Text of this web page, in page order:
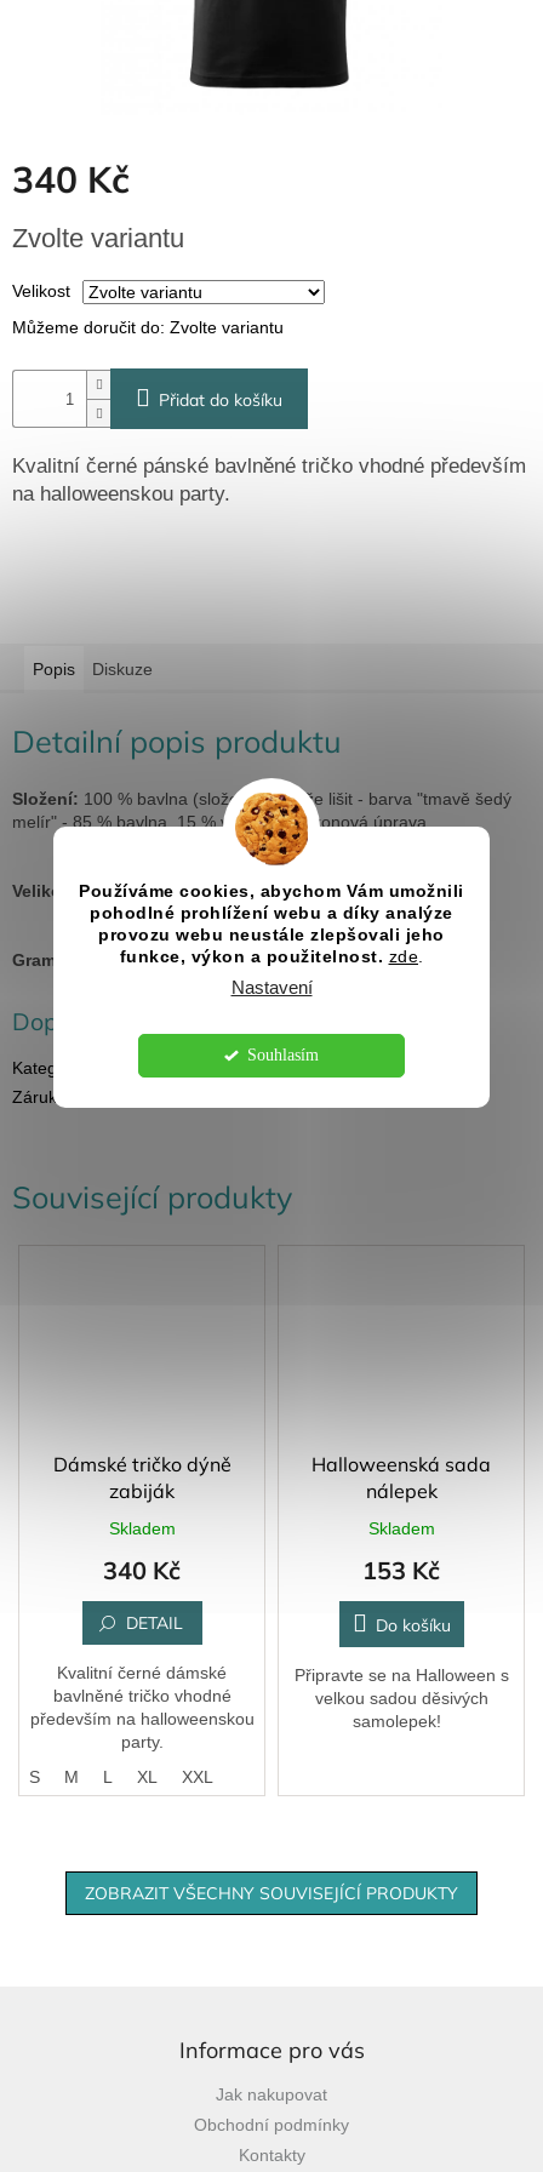
Používáme cookies, abychom Vám umožnili
pohodlné prohlížení webu a díky analýze
provozu webu neustále zlepšovali jeho
funkce, výkon a použitelnost. zde
Nastavení
Souhlasím
firmy
Valentýn
340 Kč
cena:
Zvolte variantu
Velikost
Můžeme doručit do: Zvolte variantu
Přidat do košíku
Kvalitní černé pánské bavlněné tričko vhodné především
na halloweenskou party.
Související produkty
Dámské tričko dýně
zabiják
Skladem
340 Kč
DETAIL
Kvalitní černé dámské
bavlněné tričko vhodné
především na halloweenskou
party.
S M L XL XXL
Halloweenská sada
nálepek
Skladem
153 Kč
Do košíku
Připravte se na Halloween s
velkou sadou děsivých
samolepek!
ZOBRAZIT VŠECHNY SOUVISEJÍCÍ PRODUKTY
Popis Diskuze
Detailní popis produktu
Složení: 100 % bavlna (složení se může lišit - barva "tmavě šedý
melír" - 85 % bavlna, 15 % viskóza), silikonová úprava
Velikosti:XS - 4XL
Gramáž: 160 g/m²
Doplňkové parametry
Kategorie
Halloweenská
Záruka
Informace pro vás
Jak nakupovat
Obchodní podmínky
Kontakty